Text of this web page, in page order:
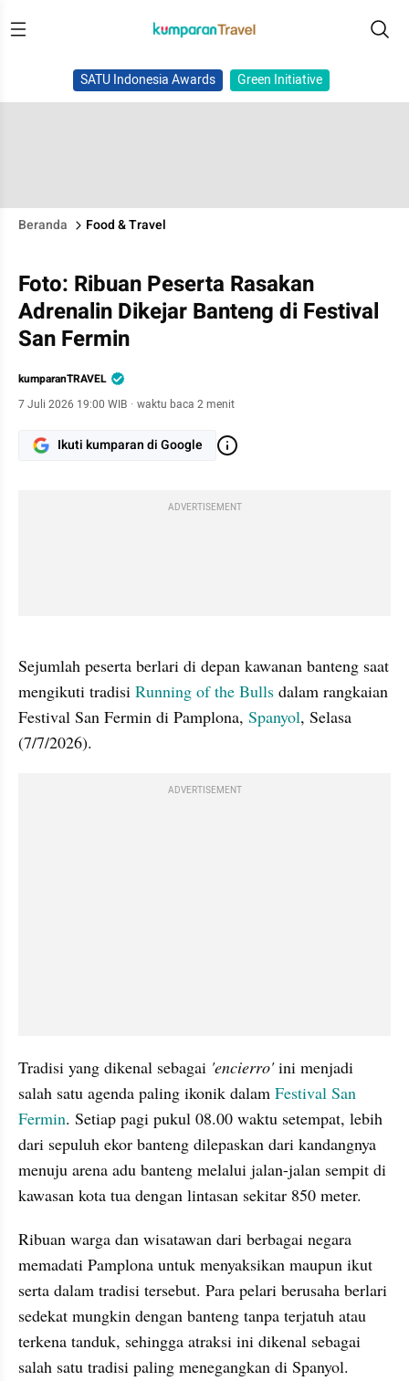
SATU Indonesia Awards Green Initiative
Beranda Food & Travel
Foto: Ribuan Peserta Rasakan
Adrenalin Dikejar Banteng di Festival
San Fermin
kumparanTRAVEL
7 Juli 2026 19:00 WIB · waktu baca 2 menit
Ikuti kumparan di Google
ADVERTISEMENT
Sejumlah peserta berlari di depan kawanan banteng saat
mengikuti tradisi Running of the Bulls dalam rangkaian
Festival San Fermin di Pamplona, Spanyol, Selasa
(7/7/2026).
ADVERTISEMENT
Tradisi yang dikenal sebagai 'encierro' ini menjadi
salah satu agenda paling ikonik dalam Festival San
Fermin. Setiap pagi pukul 08.00 waktu setempat, lebih
dari sepuluh ekor banteng dilepaskan dari kandangnya
menuju arena adu banteng melalui jalan-jalan sempit di
kawasan kota tua dengan lintasan sekitar 850 meter.
Ribuan warga dan wisatawan dari berbagai negara
memadati Pamplona untuk menyaksikan maupun ikut
serta dalam tradisi tersebut. Para pelari berusaha berlari
sedekat mungkin dengan banteng tanpa terjatuh atau
terkena tanduk, sehingga atraksi ini dikenal sebagai
salah satu tradisi paling menegangkan di Spanyol.